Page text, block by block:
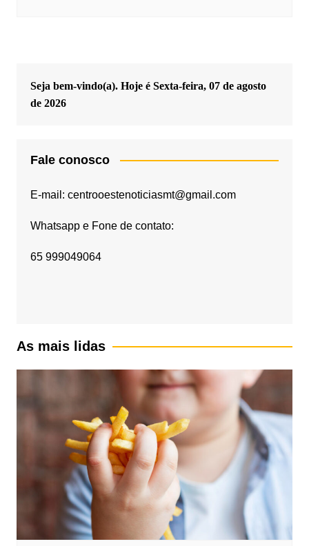
Seja bem-vindo(a). Hoje é Sexta-feira, 07 de agosto
de 2026
Fale conosco
E-mail: centrooestenoticiasmt@gmail.com
Whatsapp e Fone de contato:
65 999049064
As mais lidas